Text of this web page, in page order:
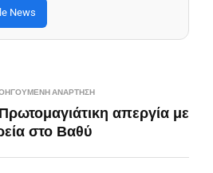
News
ΑΝΆΡΤΗΣΗ
απεργία με
στο Βαθύ